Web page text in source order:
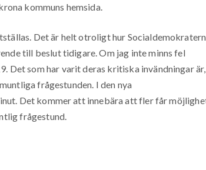
kommuns hemsida.
Det är helt otroligt hur
till beslut tidigare. Om jag inte minns fel
Det som har varit deras kritiska invändningar är,
frågestunden. I den nya
Det kommer att innebära att fler får
frågestund.